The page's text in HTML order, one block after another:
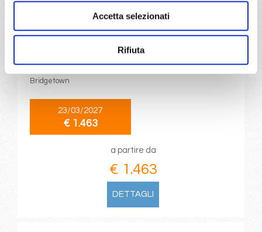
Accetta selezionati
Rifiuta
15 giorni
Pointe-à-pitre, Philipsburg, St. John S, Basseterre,
Bridgetown
23/03/2027
€ 1.463
a partire da
€ 1.463
DETTAGLI